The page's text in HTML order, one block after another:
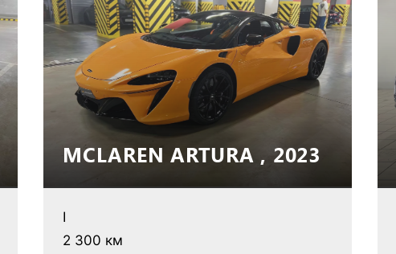
MCLAREN ARTURA , 2023
I
2 300 км